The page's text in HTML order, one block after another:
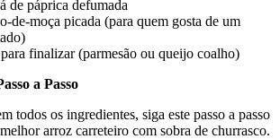
de páprica defumada
de-moça picada (para quem gosta de um
finalizar (parmesão ou queijo coalho)
a Passo
todos os ingredientes, siga este passo a passo
arroz carreteiro com sobra de churrasco.